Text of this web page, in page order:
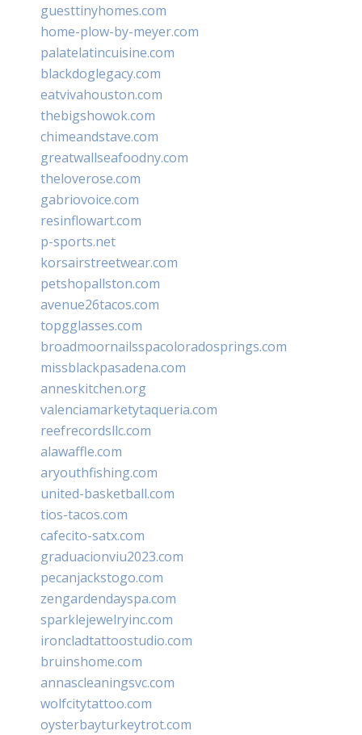
guesttinyhomes.com
home-plow-by-meyer.com
palatelatincuisine.com
blackdoglegacy.com
eatvivahouston.com
thebigshowok.com
chimeandstave.com
greatwallseafoodny.com
theloverose.com
gabriovoice.com
resinflowart.com
p-sports.net
korsairstreetwear.com
petshopallston.com
avenue26tacos.com
topgglasses.com
broadmoornailsspacoloradosprings.com
missblackpasadena.com
anneskitchen.org
valenciamarketytaqueria.com
reefrecordsllc.com
alawaffle.com
aryouthfishing.com
united-basketball.com
tios-tacos.com
cafecito-satx.com
graduacionviu2023.com
pecanjackstogo.com
zengardendayspa.com
sparklejewelryinc.com
ironcladtattoostudio.com
bruinshome.com
annascleaningsvc.com
wolfcitytattoo.com
oysterbayturkeytrot.com